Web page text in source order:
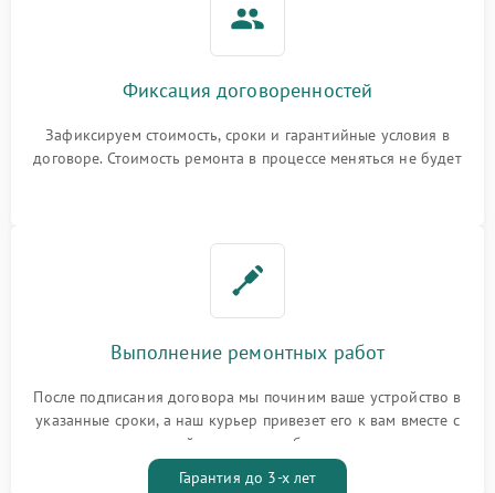
Фиксация договоренностей
Зафиксируем стоимость, сроки и гарантийные условия в
договоре. Стоимость ремонта в процессе меняться не будет
Выполнение ремонтных работ
После подписания договора мы починим ваше устройство в
указанные сроки, а наш курьер привезет его к вам вместе с
гарантийным талоном бесплатно
Гарантия до 3-х лет